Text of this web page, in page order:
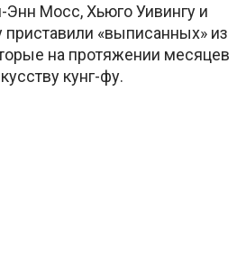
Энн Мосс, Хьюго Уивингу и
«выписанных» из
на протяжении месяцев
кунг-фу.